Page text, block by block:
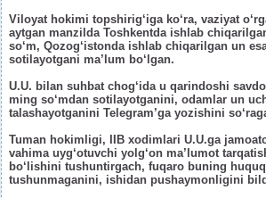
Viloyat hokimi topshirig‘iga ko‘ra, vaziyat
aytgan manzilda Toshkentda ishlab
so‘m, Qozog‘istonda ishlab chiqarilgan un
sotilayotgani ma’lum bo‘lgan.
U.U. bilan suhbat chog‘ida u qarindoshi
ming so‘mdan sotilayotganini, odamlar un
talashayotganini Telegram’ga yozishini
Tuman hokimligi, IIB xodimlari U.U.ga
vahima uyg‘otuvchi yolg‘on ma’lumot
bo‘lishini tushuntirgach, fuqaro buning
tushunmaganini, ishidan pushaymonligini